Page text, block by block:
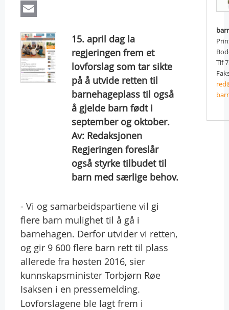
15. april dag la
regjeringen frem et
lovforslag som tar sikte
på å utvide retten til
barnehageplass til også
å gjelde barn født i
september og oktober.
Av: Redaksjonen
Regjeringen foreslår
også styrke tilbudet til
barn med særlige behov.
- Vi og samarbeidspartiene vil gi
flere barn mulighet til å gå i
barnehagen. Derfor utvider vi retten,
og gir 9 600 flere barn rett til plass
allerede fra høsten 2016, sier
kunnskapsminister Torbjørn Røe
Isaksen i en pressemelding.
Lovforslagene ble lagt frem i
Tlf